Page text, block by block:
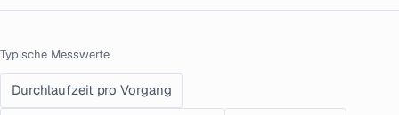
Typische Messwerte
Durchlaufzeit pro Vorgang